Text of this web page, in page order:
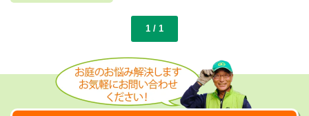
1 / 1